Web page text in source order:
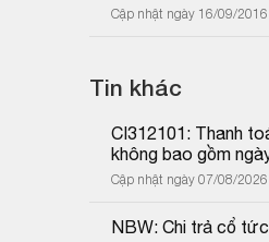
Cập nhật ngày 16/09/
Tin khác
CI312101: Thanh
không bao gồm
Cập nhật ngày 07/08/
NBW: Chi trả cổ